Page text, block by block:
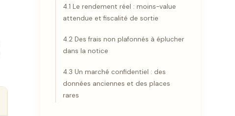
4.1 Le rendement réel : moins-value
attendue et fiscalité de sortie
4.2 Des frais non plafonnés à éplucher
dans la notice
4.3 Un marché confidentiel : des
données anciennes et des places
rares